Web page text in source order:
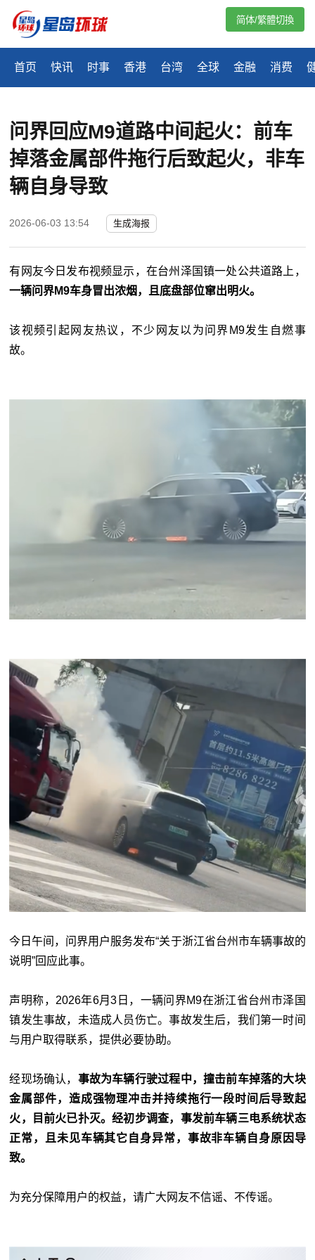
首页 快讯 时事 香港 台湾 全球 金融 消费
简体/繁體切換
问界回应M9道路中间起火：前车
掉落金属部件拖行后致起火，非车
辆自身导致
2026-06-03 13:54 生成海报
有网友今日发布视频显示，在台州泽国镇一处公共道路上，
一辆问界M9车身冒出浓烟，且底盘部位窜出明火。
该视频引起网友热议，不少网友以为问界M9发生自燃事
故。
今日午间，问界用户服务发布“关于浙江省台州市车辆事故的
说明”回应此事。
声明称，2026年6月3日，一辆问界M9在浙江省台州市泽国
镇发生事故，未造成人员伤亡。事故发生后，我们第一时间
与用户取得联系，提供必要协助。
经现场确认， 事故为车辆行驶过程中，撞击前车掉落的大块
金属部件，造成强物理冲击并持续拖行一段时间后导致起
火，目前火已扑灭。经初步调查，事发前车辆三电系统状态
正常，且未见车辆其它自身异常，事故非车辆自身原因导
致。
为充分保障用户的权益，请广大网友不信谣、不传谣。